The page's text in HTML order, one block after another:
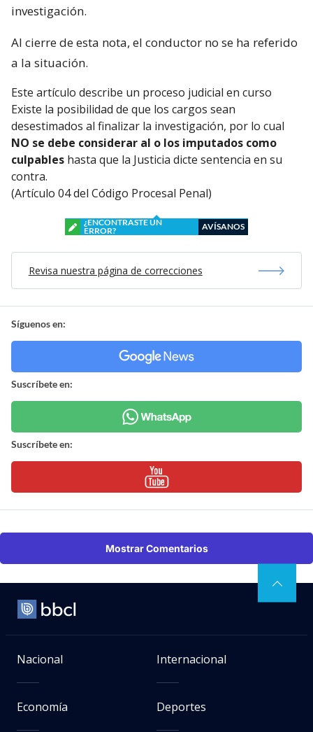
investigación.
Al cierre de esta nota, el conductor no se ha referido
a la situación.
Este artículo describe un proceso judicial en curso
Existe la posibilidad de que los cargos sean
desestimados al finalizar la investigación, por lo cual
NO se debe considerar al o los imputados como
culpables hasta que la Justicia dicte sentencia en su
contra.
(Artículo 04 del Código Procesal Penal)
¿ENCONTRASTE UN
ERROR?
AVÍSANOS
Revisa nuestra página de correcciones
Síguenos en:
Suscríbete en:
Suscríbete en:
Mostrar Comentarios
Nacional Internacional
Economía Deportes